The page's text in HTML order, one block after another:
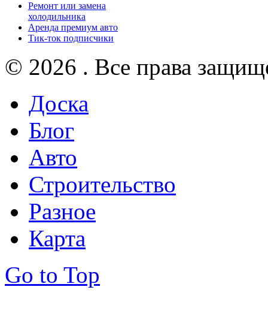
Ремонт или замена
холодильника
Аренда премиум авто
Тик-ток подписчики
© 2026 . Все права
Доска
Блог
Авто
Строительство
Разное
Карта
Go to Top